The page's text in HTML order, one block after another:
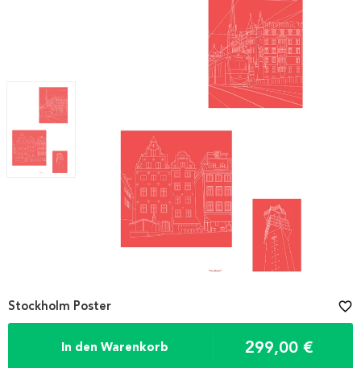
In den Warenkorb 299,00 €
Stockholm Poster favorite_border